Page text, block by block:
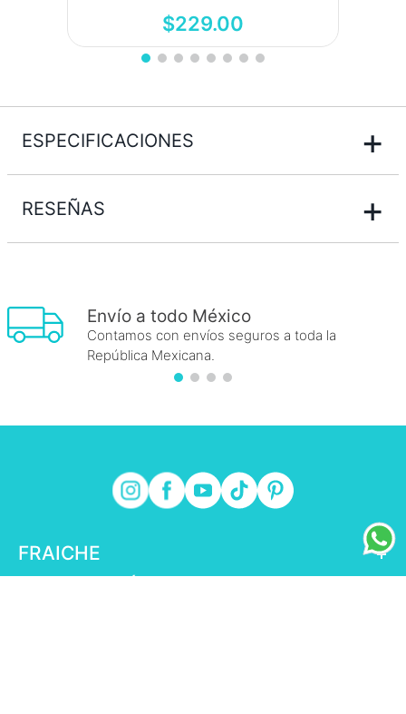
$229.00
ESPECIFICACIONES +
RESEÑAS +
Envío a todo México
Contamos con envíos seguros a toda la
República Mexicana.
FRAICHE
+